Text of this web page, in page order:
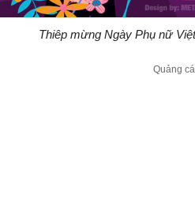
Thiêp mừng Ngày Phụ nữ